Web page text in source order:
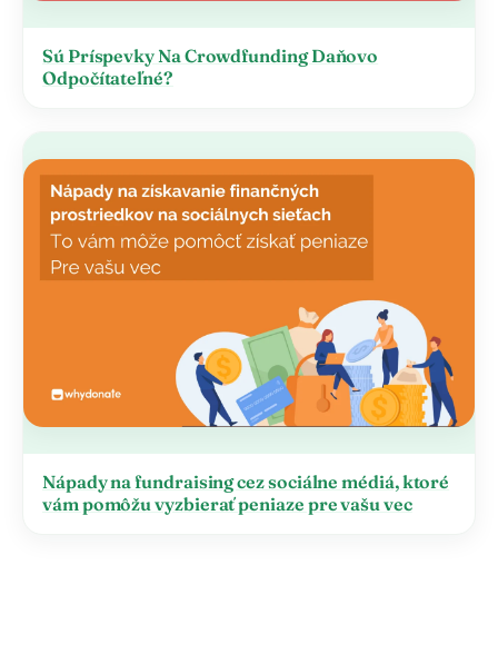
Sú Príspevky Na Crowdfunding Daňovo
Odpočítateľné?
Nápady na fundraising cez sociálne médiá, ktoré
vám pomôžu vyzbierať peniaze pre vašu vec